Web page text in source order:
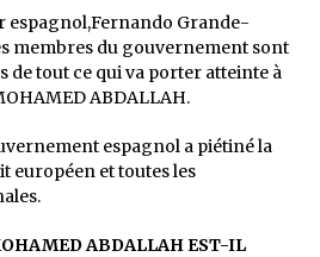
espagnol,Fernando Grande-
membres du gouvernement sont
de tout ce qui va porter atteinte à
ABDALLAH.
espagnol a piétiné la
européen et toutes les
ABDALLAH EST-IL